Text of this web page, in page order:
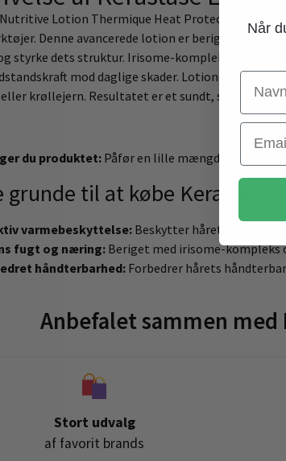
Lotion Thermique Heat Protection
Denne avancerede lotion er beriget med
styrke dets struktur. Irisome-komplekset
mod daglige skader. Lotionen skaber
krøllejern. Resultatet er et sundt, stærkt og
du produktet:Påfør en lille mængde i
grunde til at købe
varmebeskyttelse: Beskytter håret mod
fugt og næring:Beriget med irisome-
håndterbarhed:Forbedrer hårets
Anbefalet sammen
Stort udvalg
af favorit brands
Når
Navn
Email